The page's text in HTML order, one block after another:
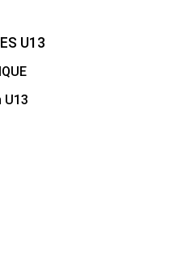
U13